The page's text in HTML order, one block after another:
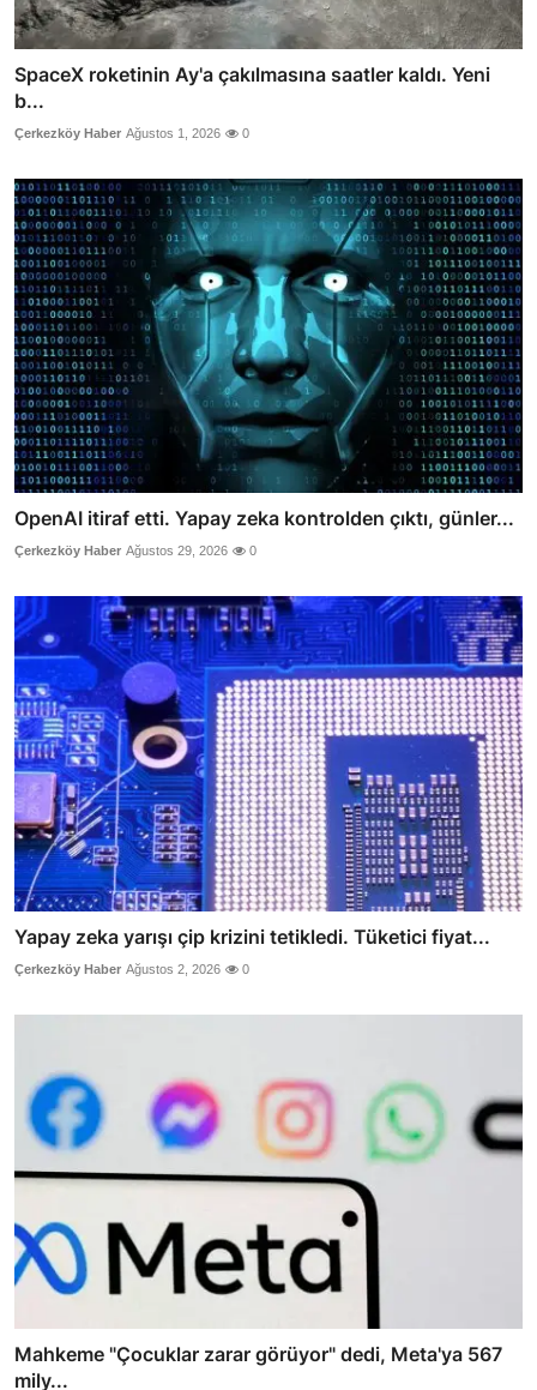
SpaceX roketinin Ay'a çakılmasına saatler kaldı. Yeni
b...
Çerkezköy Haber Ağustos 1, 2026 0
OpenAI itiraf etti. Yapay zeka kontrolden çıktı, günler...
Çerkezköy Haber Ağustos 29, 2026 0
Yapay zeka yarışı çip krizini tetikledi. Tüketici fiyat...
Çerkezköy Haber Ağustos 2, 2026 0
Mahkeme "Çocuklar zarar görüyor" dedi, Meta'ya 567
mily...